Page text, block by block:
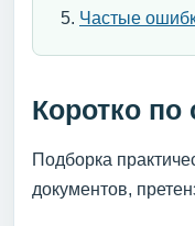
Частые
Коротко по
Подборка
документов,